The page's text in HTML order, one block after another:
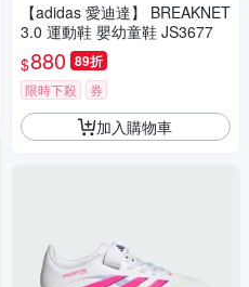
【adidas 愛迪達】 BREAKNET
3.0 運動鞋 嬰幼童鞋 JS3677
$880 89折
限時下殺 券
加入購物車